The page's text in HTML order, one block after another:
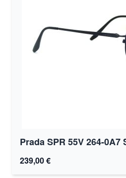
Prada SPR 55V 264-
239,00 €